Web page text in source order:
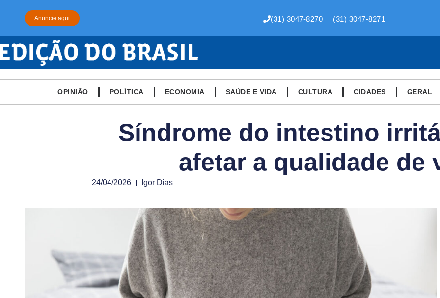
Anuncie aqui (31) 3047-8270 (31) 3047-8271
OPINIÃO POLÍTICA ECONOMIA SAÚDE E VIDA CULTURA CIDADES GERAL
Síndrome do intestino
afetar a qualidade de
24/04/2026 Igor Dias